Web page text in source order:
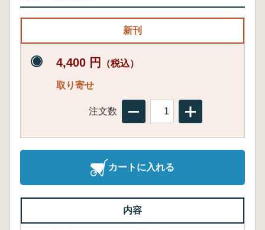
新刊
4,400 円 （税込）
取り寄せ
注文数
カートに入れる
内容